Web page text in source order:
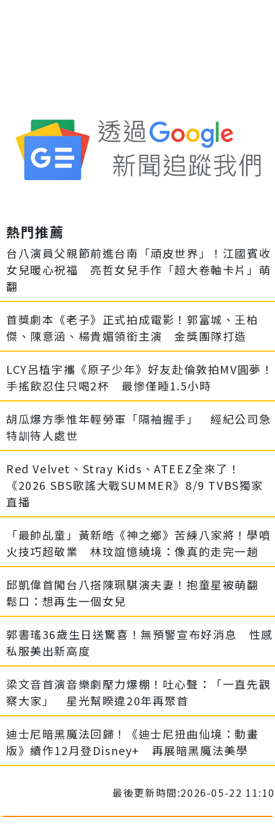
熱門推薦
台八演員父親節前進台南「頑皮世界」！江國賓收
女兒暖心祝福 亮哲女兒手作「超大卷軸卡片」萌
翻
首獎劇本《老子》正式拍成電影！郭富城、王柏
傑、陳意涵、楊貴媚領銜主演 金獎團隊打造
LCY呂植宇攜《原子少年》好友赴倫敦拍MV圓夢！
手搖飲忍住只喝2杯 最慘僅睡1.5小時
胡瓜爆方季惟年輕勞軍「隔袖握手」 經紀公司急
特訓待人處世
Red Velvet、Stray Kids、ATEEZ全來了！
《2026 SBS歌謠大戰SUMMER》8/9 TVBS獨家
直播
「最帥乩童」黃新皓《神之鄉》苦練八家將！學噴
火技巧超敬業 林玟誼憶繞境：像真的走完一趟
邱凱偉首闖台八搭陳珮騏演夫妻！抱童星被萌翻
鬆口：想再生一個女兒
郭書瑤36歲生日送驚喜！無預警宣布好消息 性感
私服美出新高度
梁文音首演音樂劇壓力爆棚！吐心聲：「一直先觀
察大家」 星光幫睽違20年再聚首
迪士尼暗黑魔法回歸！《迪士尼扭曲仙境：動畫
版》續作12月登Disney+ 再展暗黑魔法美學
最後更新時間:2026-05-22 11:10